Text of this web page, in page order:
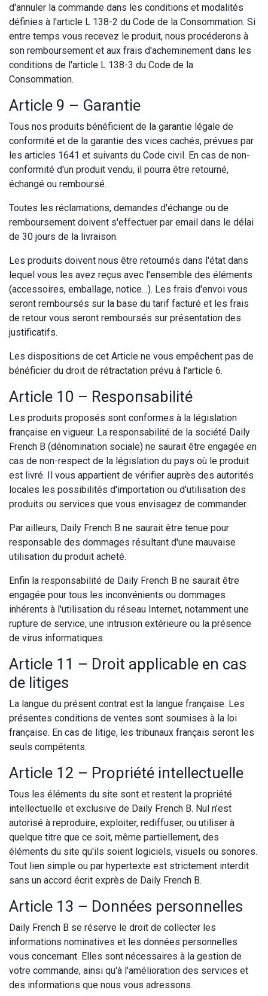
d'annuler la commande dans les conditions et modalités
définies à l'article L 138-2 du Code de la Consommation. Si
entre temps vous recevez le produit, nous procéderons à
son remboursement et aux frais d'acheminement dans les
conditions de l'article L 138-3 du Code de la
Consommation.
Article 9 – Garantie
Tous nos produits bénéficient de la garantie légale de
conformité et de la garantie des vices cachés, prévues par
les articles 1641 et suivants du Code civil. En cas de non-
conformité d'un produit vendu, il pourra être retourné,
échangé ou remboursé.
Toutes les réclamations, demandes d'échange ou de
remboursement doivent s'effectuer par email dans le délai
de 30 jours de la livraison.
Les produits doivent nous être retournés dans l'état dans
lequel vous les avez reçus avec l'ensemble des éléments
(accessoires, emballage, notice…). Les frais d'envoi vous
seront remboursés sur la base du tarif facturé et les frais
de retour vous seront remboursés sur présentation des
justificatifs.
Les dispositions de cet Article ne vous empêchent pas de
bénéficier du droit de rétractation prévu à l'article 6.
Article 10 – Responsabilité
Les produits proposés sont conformes à la législation
française en vigueur. La responsabilité de la société Daily
French B (dénomination sociale) ne saurait être engagée en
cas de non-respect de la législation du pays où le produit
est livré. Il vous appartient de vérifier auprès des autorités
locales les possibilités d'importation ou d'utilisation des
produits ou services que vous envisagez de commander.
Par ailleurs, Daily French B ne saurait être tenue pour
responsable des dommages résultant d'une mauvaise
utilisation du produit acheté.
Enfin la responsabilité de Daily French B ne saurait être
engagée pour tous les inconvénients ou dommages
inhérents à l'utilisation du réseau Internet, notamment une
rupture de service, une intrusion extérieure ou la présence
de virus informatiques.
Article 11 – Droit applicable en cas
de litiges
La langue du présent contrat est la langue française. Les
présentes conditions de ventes sont soumises à la loi
française. En cas de litige, les tribunaux français seront les
seuls compétents.
Article 12 – Propriété intellectuelle
Tous les éléments du site sont et restent la propriété
intellectuelle et exclusive de Daily French B. Nul n'est
autorisé à reproduire, exploiter, rediffuser, ou utiliser à
quelque titre que ce soit, même partiellement, des
éléments du site qu'ils soient logiciels, visuels ou sonores.
Tout lien simple ou par hypertexte est strictement interdit
sans un accord écrit exprès de Daily French B.
Article 13 – Données personnelles
Daily French B se réserve le droit de collecter les
informations nominatives et les données personnelles
vous concernant. Elles sont nécessaires à la gestion de
votre commande, ainsi qu'à l'amélioration des services et
des informations que nous vous adressons.